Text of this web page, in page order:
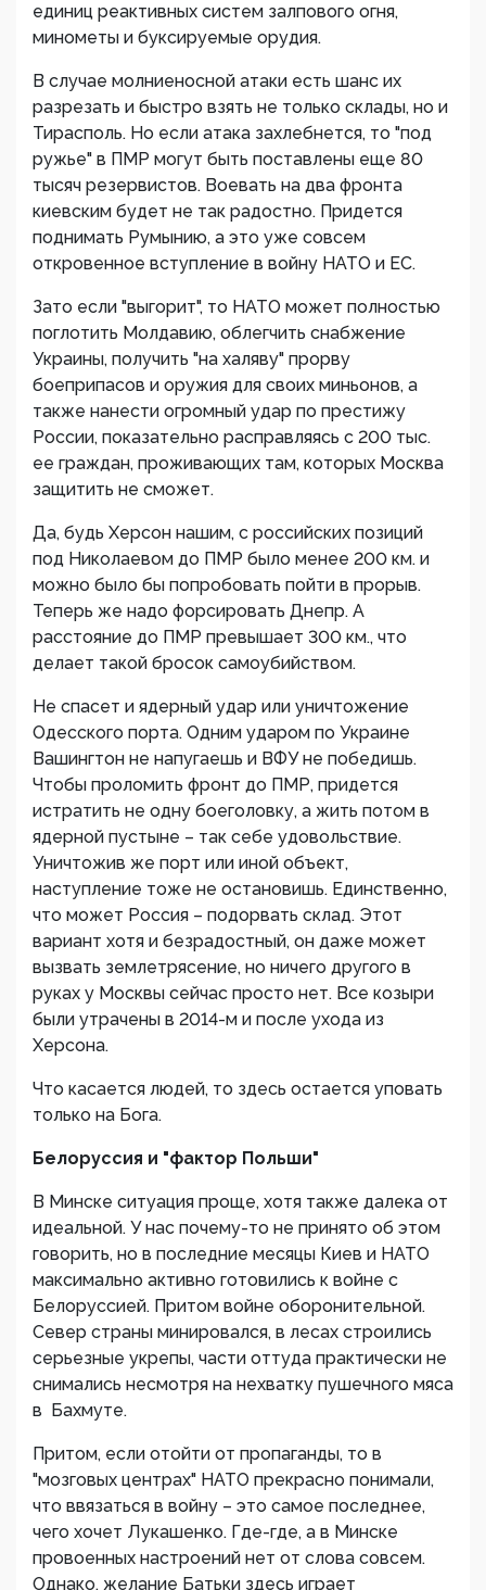
единиц реактивных систем залпового огня,
минометы и буксируемые орудия.
В случае молниеносной атаки есть шанс их
разрезать и быстро взять не только склады, но и
Тирасполь. Но если атака захлебнется, то "под
ружье" в ПМР могут быть поставлены еще 80
тысяч резервистов. Воевать на два фронта
киевским будет не так радостно. Придется
поднимать Румынию, а это уже совсем
откровенное вступление в войну НАТО и ЕС.
Зато если "выгорит", то НАТО может полностью
поглотить Молдавию, облегчить снабжение
Украины, получить "на халяву" прорву
боеприпасов и оружия для своих миньонов, а
также нанести огромный удар по престижу
России, показательно расправляясь с 200 тыс.
ее граждан, проживающих там, которых Москва
защитить не сможет.
Да, будь Херсон нашим, с российских позиций
под Николаевом до ПМР было менее 200 км. и
можно было бы попробовать пойти в прорыв.
Теперь же надо форсировать Днепр. А
расстояние до ПМР превышает 300 км., что
делает такой бросок самоубийством.
Не спасет и ядерный удар или уничтожение
Одесского порта. Одним ударом по Украине
Вашингтон не напугаешь и ВФУ не победишь.
Чтобы проломить фронт до ПМР, придется
истратить не одну боеголовку, а жить потом в
ядерной пустыне – так себе удовольствие.
Уничтожив же порт или иной объект,
наступление тоже не остановишь. Единственно,
что может Россия – подорвать склад. Этот
вариант хотя и безрадостный, он даже может
вызвать землетрясение, но ничего другого в
руках у Москвы сейчас просто нет. Все козыри
были утрачены в 2014-м и после ухода из
Херсона.
Что касается людей, то здесь остается уповать
только на Бога.
Белоруссия и "фактор Польши"
В Минске ситуация проще, хотя также далека от
идеальной. У нас почему-то не принято об этом
говорить, но в последние месяцы Киев и НАТО
максимально активно готовились к войне с
Белоруссией. Притом войне оборонительной.
Север страны минировался, в лесах строились
серьезные укрепы, части оттуда практически не
снимались несмотря на нехватку пушечного мяса
в Бахмуте.
Притом, если отойти от пропаганды, то в
"мозговых центрах" НАТО прекрасно понимали,
что ввязаться в войну – это самое последнее,
чего хочет Лукашенко. Где-где, а в Минске
провоенных настроений нет от слова совсем.
Однако, желание Батьки здесь играет